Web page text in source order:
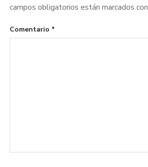
campos obligatorios están marcados con
Comentario *